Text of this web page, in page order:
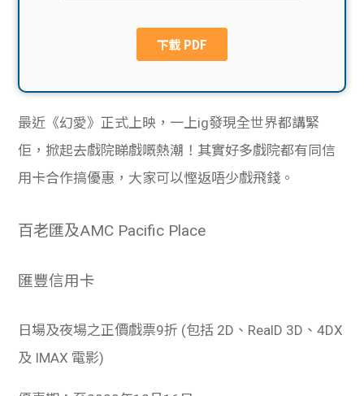
網上
私人
貸款
計數
機
校園
Gui
理財
Gui
de
最近《幻愛》正式上映，一上ig發現全世界都講緊
佢，掀起去戲院睇戲嘅熱潮！其實好多戲院都有同信
用卡合作搞優惠，大家可以慳返唔少戲飛錢。
百老匯及AMC Pacific Place
匯豐信用卡
日場及夜場之正價戲票9折 (包括 2D、RealD 3D、4DX
及 IMAX 電影)